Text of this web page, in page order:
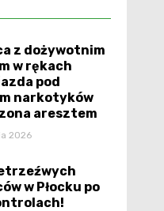
z dożywotnim
w rękach
pod
narkotyków
aresztem
2026
w Płocku po